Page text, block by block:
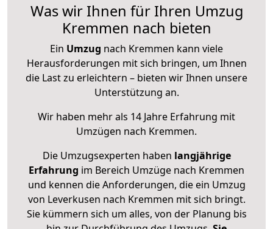
Was wir Ihnen für Ihren Umzug
Kremmen nach bieten
Ein Umzug nach Kremmen kann viele
Herausforderungen mit sich bringen, um Ihnen
die Last zu erleichtern – bieten wir Ihnen unsere
Unterstützung an.
Wir haben mehr als 14 Jahre Erfahrung mit
Umzügen nach Kremmen.
Die Umzugsexperten haben langjährige
Erfahrung im Bereich Umzüge nach Kremmen
und kennen die Anforderungen, die ein Umzug
von Leverkusen nach Kremmen mit sich bringt.
Sie kümmern sich um alles, von der Planung bis